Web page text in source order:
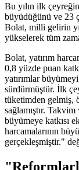
Bu yılın ilk
büyüdüğünü ve 23
Bolat, milli gelirin
yükselerek tüm
Bolat, yatırım
0,8 yüzde puan
yatırımlar
sürdürmüştür. İlk
tüketimden gelmiş,
sağlamıştır.
büyümeye katkısı
harcamalarının
gerçekleşmiştir."